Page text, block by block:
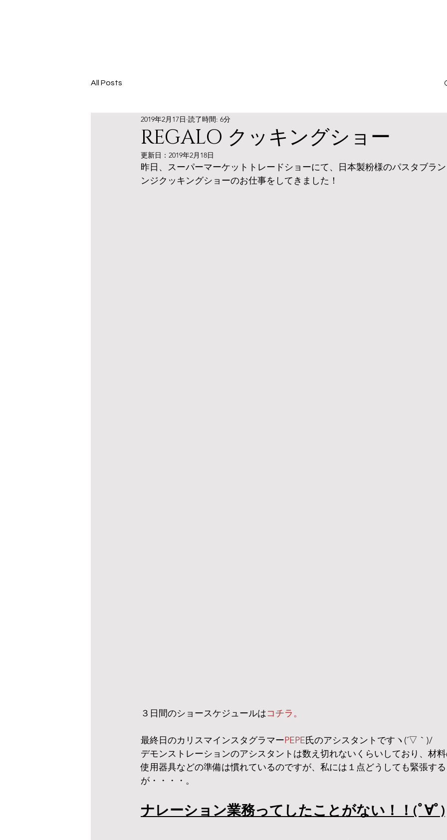
All Posts
REGALO クッキングショー
2019年2月17日 読了時間: 6分
更新日： 2019年2月18日
昨日、スーパーマーケットトレードショーにて、日本製粉様のパスタブラン
ンジクッキングショーのお仕事をしてきました！
３日間のショースケジュールはコチラ。
最終日のカリスマインスタグラマーPEPE氏のアシスタントですヽ(´▽｀)/
デモンストレーションのアシスタントは数え切れないくらいしており、材料
使用器具などの準備は慣れているのですが、私には１点どうしても緊張する
が・・・・。
ナレーション業務ってしたことがない！！(ﾟ∀ﾟ)